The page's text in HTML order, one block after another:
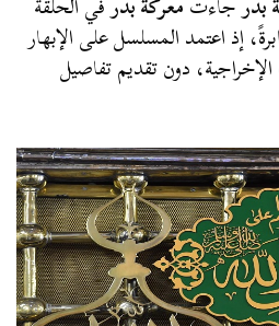
إذ اعتمد المسلسل على الإبهار
دون تقديم تفاصيل